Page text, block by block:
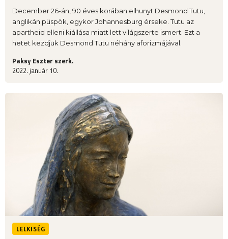
December 26-án, 90 éves korában elhunyt Desmond Tutu,
anglikán püspök, egykor Johannesburg érseke. Tutu az
apartheid elleni kiállása miatt lett világszerte ismert. Ezt a
hetet kezdjük Desmond Tutu néhány aforizmájával.
Paksy Eszter szerk.
2022. január 10.
LELKISÉG